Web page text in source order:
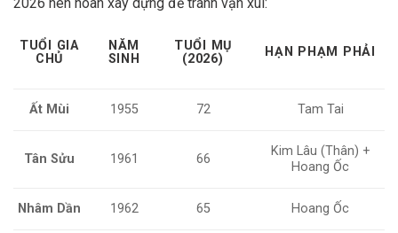
TUỔI GIA
CHỦ
NĂM
SINH
TUỔI MỤ
(2026)
HẠN PHẠM PHẢI
Ất Mùi 1955 72 Tam Tai
Tân Sửu 1961 66
Kim Lâu (Thân) +
Hoang Ốc
Nhâm Dần 1962 65 Hoang Ốc